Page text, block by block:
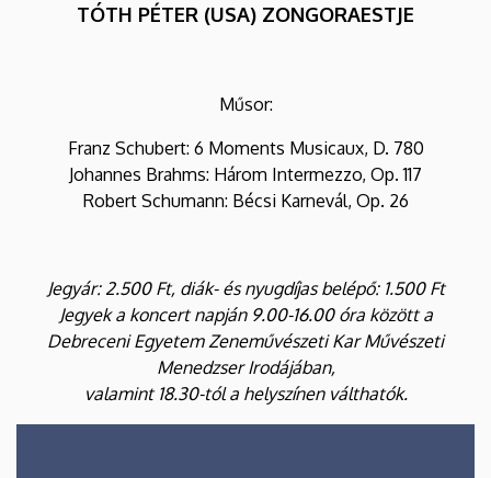
TÓTH PÉTER (USA) ZONGORAESTJE
Műsor:
Franz Schubert: 6 Moments Musicaux, D. 780
Johannes Brahms: Három Intermezzo, Op. 117
Robert Schumann: Bécsi Karnevál, Op. 26
Jegyár: 2.500 Ft, diák- és nyugdíjas belépő: 1.500 Ft
Jegyek a koncert napján 9.00-16.00 óra között a
Debreceni Egyetem Zeneművészeti Kar Művészeti
Menedzser Irodájában,
valamint 18.30-tól a helyszínen válthatók.